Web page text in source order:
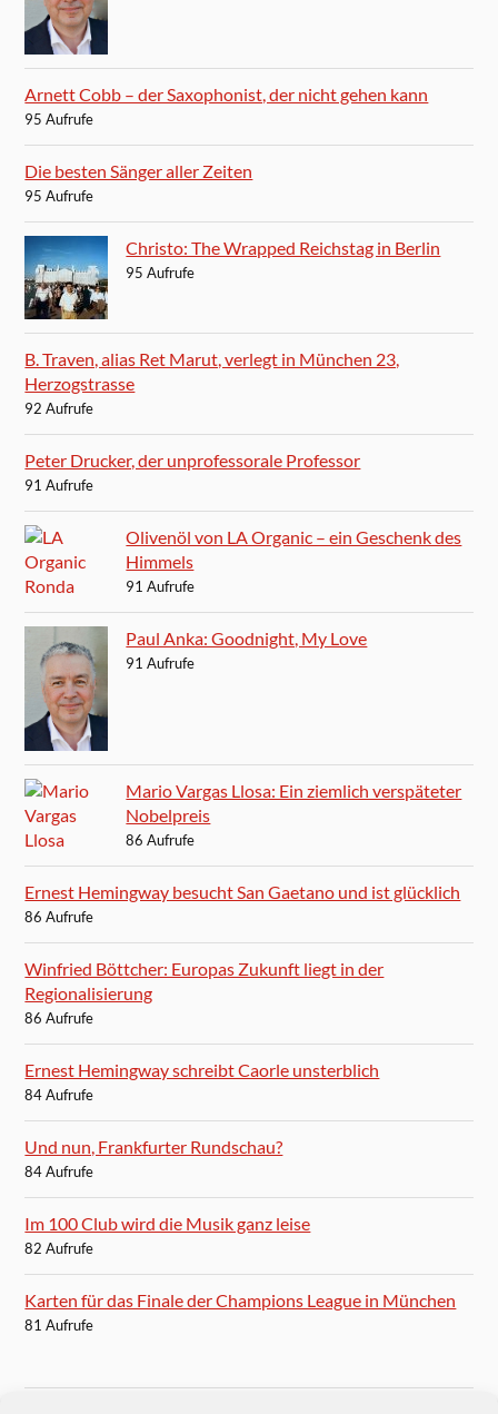
Arnett Cobb – der Saxophonist, der nicht gehen kann
95 Aufrufe
Die besten Sänger aller Zeiten
95 Aufrufe
Christo: The Wrapped Reichstag in Berlin
95 Aufrufe
B. Traven, alias Ret Marut, verlegt in München 23,
Herzogstrasse
92 Aufrufe
Peter Drucker, der unprofessorale Professor
91 Aufrufe
Olivenöl von LA Organic – ein Geschenk des
Himmels
91 Aufrufe
Paul Anka: Goodnight, My Love
91 Aufrufe
Mario Vargas Llosa: Ein ziemlich verspäteter
Nobelpreis
86 Aufrufe
Ernest Hemingway besucht San Gaetano und ist glücklich
86 Aufrufe
Winfried Böttcher: Europas Zukunft liegt in der
Regionalisierung
86 Aufrufe
Ernest Hemingway schreibt Caorle unsterblich
84 Aufrufe
Und nun, Frankfurter Rundschau?
84 Aufrufe
Im 100 Club wird die Musik ganz leise
82 Aufrufe
Karten für das Finale der Champions League in München
81 Aufrufe